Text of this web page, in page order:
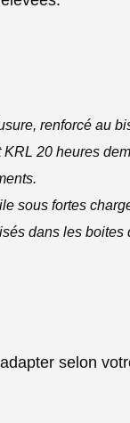
renforcé au
20 heures
sous fortes
dans les boites
selon